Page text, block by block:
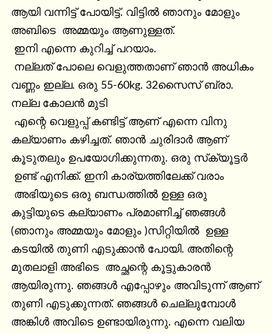
ആയി വന്നിട്ട് പോയിട്ട്. വിട്ടിൽ ഞാനും മോളും
അബിടെ  അമ്മയും ആണുള്ളത്.
വണ്ണം ഇല്ല. ഒരു 55-60kg. 32സൈസ് ബ്രാ.
നല്ല കോലൻ മുടി
കല്യാണം കഴിച്ചത്. ഞാൻ ചുരിദാർ ആണ്
കൂടുതലും ഉപയോഗിക്കുന്നതു. ഒരു സ്‌ക്യൂട്ടർ
ഉണ്ട് എനിക്ക്. ഇനി കാര്യത്തിലേക്ക് വരാം
കുട്ടിയുടെ കല്യാണം പ്രമാണിച്ച് ഞങ്ങൾ
(ഞാനും അമ്മയും മോളും )സിറ്റിയിൽ  ഉള്ള
കടയിൽ തുണി എടുക്കാൻ പോയി. അതിന്റെ
മുതലാളി അഭിടെ  അച്ഛന്റെ കൂട്ടുകാരൻ
ആയിരുന്നു. ഞങ്ങൾ എപ്പോഴും അവിടുന്ന് ആണ്
തുണി എടുക്കുന്നത്. ഞങ്ങൾ ചെല്ലുമ്പോൾ
അങ്കിൾ അവിടെ ഉണ്ടായിരുന്നു. എന്നെ വലിയ